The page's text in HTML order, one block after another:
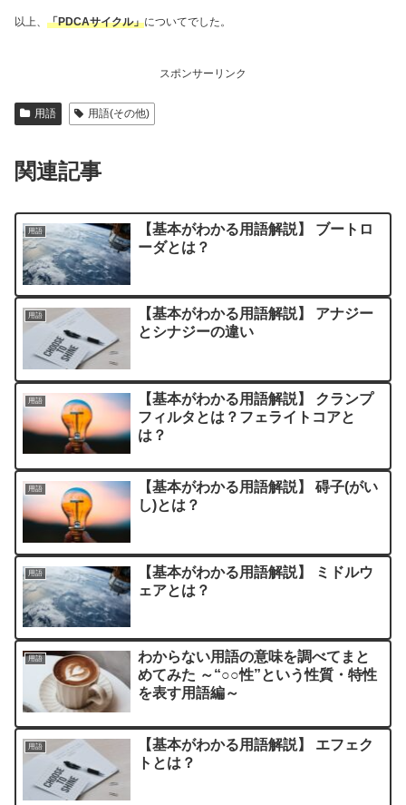
以上、 「PDCAサイクル」についてでした。
スポンサーリンク
用語 用語(その他)
関連記事
用語
【基本がわかる用語解説】 ブートロ
ーダとは？
用語
【基本がわかる用語解説】 アナジー
とシナジーの違い
用語
【基本がわかる用語解説】 クランプ
フィルタとは？フェライトコアと
は？
用語
【基本がわかる用語解説】 碍子(がい
し)とは？
用語
【基本がわかる用語解説】 ミドルウ
ェアとは？
用語
わからない用語の意味を調べてまと
めてみた ～“○○性”という性質・特性
を表す用語編～
用語
【基本がわかる用語解説】 エフェク
トとは？